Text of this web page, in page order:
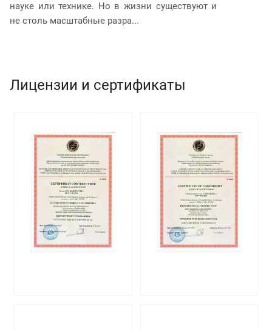
науке или технике. Но в жизни существуют и
не столь масштабные разра...
Лицензии и сертификаты